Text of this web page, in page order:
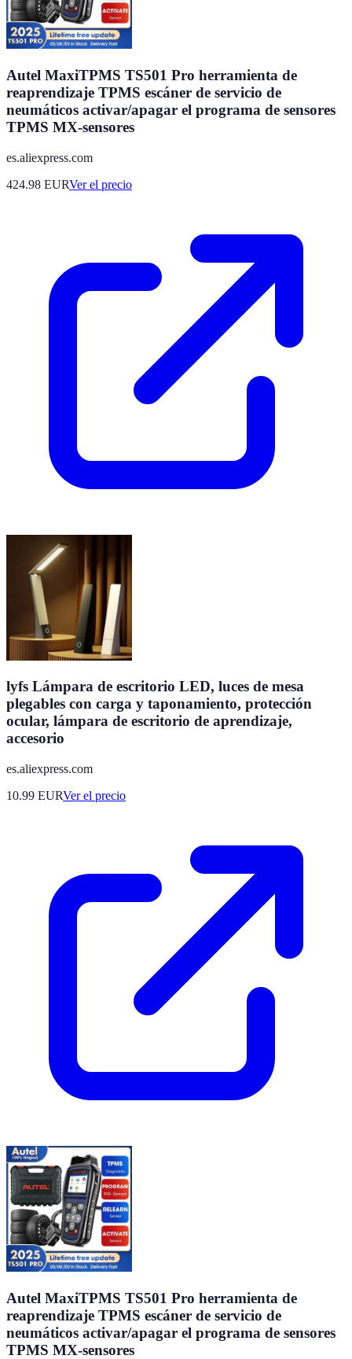
Autel MaxiTPMS TS501 Pro herramienta de
reaprendizaje TPMS escáner de servicio de
neumáticos activar/apagar el programa de sensores
TPMS MX-sensores
es.aliexpress.com
424.98 EURVer el precio
lyfs Lámpara de escritorio LED, luces de mesa
plegables con carga y taponamiento, protección
ocular, lámpara de escritorio de aprendizaje,
accesorio
es.aliexpress.com
10.99 EURVer el precio
Autel MaxiTPMS TS501 Pro herramienta de
reaprendizaje TPMS escáner de servicio de
neumáticos activar/apagar el programa de sensores
TPMS MX-sensores